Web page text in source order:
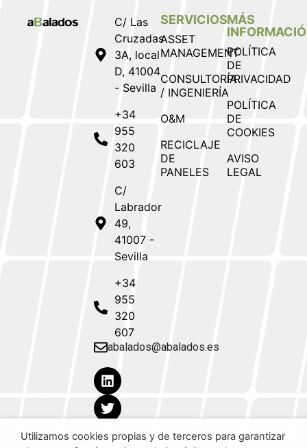
C/ Las
Cruzadas
3A, local
D, 41004
- Sevilla
+34
955
320
603
C/
Labrador
49,
41007 -
Sevilla
+34
955
320
607
abalados@abalados.es
SERVICIOS
ASSET
MANAGEMENT
CONSULTORÍA
/ INGENIERÍA
O&M
RECICLAJE
DE
PANELES
MÁS
POLÍTICA
DE
PRIVACIDAD
POLÍTICA
DE
COOKIES
AVISO
LEGAL
Utilizamos cookies propias y de terceros para garantizar